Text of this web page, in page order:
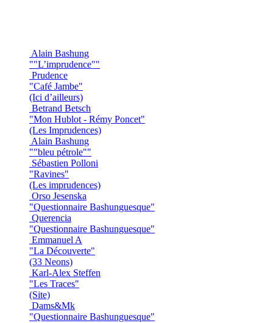
Alain Bashung
""L’imprudence""
Prudence
"Café Jambe"
(Ici d’ailleurs)
Betrand Betsch
"Mon Hublot - Rémy Poncet"
(Les Imprudences)
Alain Bashung
""bleu pétrole""
Sébastien Polloni
"Ravines"
(Les imprudences)
Orso Jesenska
"Questionnaire Bashunguesque"
Querencia
"Questionnaire Bashunguesque"
Emmanuel A
"La Découverte"
(33 Neons)
Karl-Alex Steffen
"Les Traces"
(Site)
Dams&Mk
"Questionnaire Bashunguesque"